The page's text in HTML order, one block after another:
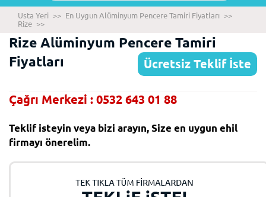
Usta Yeri >> En Uygun Alüminyum Pencere Tamiri Fiyatları
>>
Rize >>
Rize Alüminyum Pencere Tamiri
Fiyatları
Ücretsiz Teklif İste
Çağrı Merkezi : 0532 643 01 88
Teklif isteyin veya bizi arayın, Size en uygun ehil
firmayı önerelim.